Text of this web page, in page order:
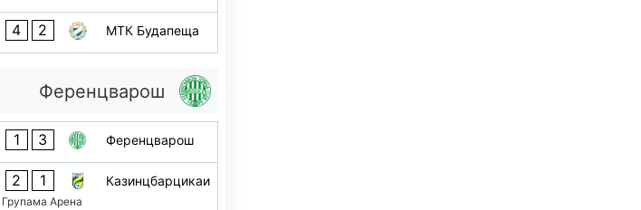
4 2 МТК Будапеща
Ференцварош
1 3 Ференцварош
2 1 Казинцбарцикаи
Групама Арена